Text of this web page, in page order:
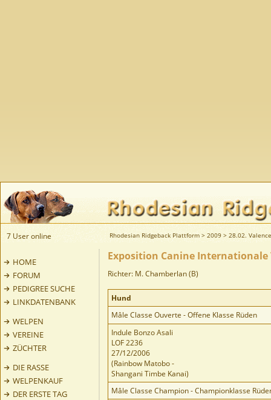
7 User online Rhodesian Ridgeback Plattform > 2009 > 28.02.
HOME
FORUM
PEDIGREE SUCHE
LINKDATENBANK
WELPEN
VEREINE
ZÜCHTER
DIE RASSE
WELPENKAUF
DER ERSTE TAG
Exposition Canine Internationale
Richter: M. Chamberlan (B)
Hund
Mâle Classe Ouverte - Offene Klasse Rüden
Indule Bonzo Asali
LOF 2236
27/12/2006
(Rainbow Matobo -
Shangani Timbe Kanai)
Mâle Classe Champion - Championklasse